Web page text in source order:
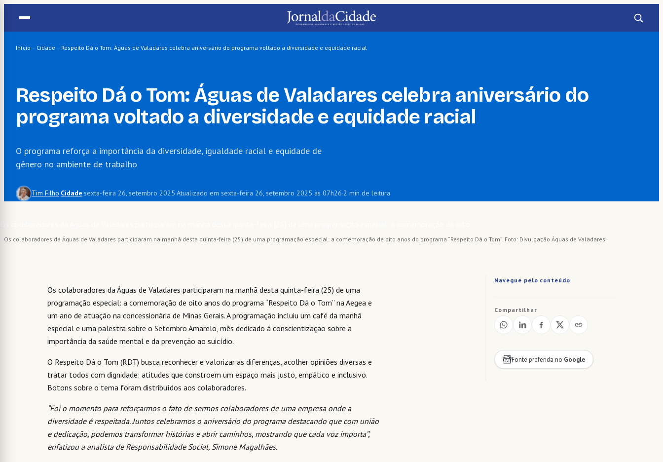
conteúdo
Início – Cidade – Respeito Dá o Tom: Águas de Valadares celebra aniversário do programa voltado a diversidade e equidade racial
Respeito Dá o Tom: Águas de Valadares celebra aniversário do
programa voltado a diversidade e equidade racial
O programa reforça a importância da diversidade, igualdade racial e equidade de
gênero no ambiente de trabalho
Tim Filho·Cidade·sexta-feira 26, setembro 2025·Atualizado em sexta-feira 26, setembro 2025 às 07h26·2 min de leitura
Os colaboradores da Águas de Valadares participaram na manhã desta quinta-feira (25) de uma programação especial: a comemoração de oito anos do programa “Respeito Dá o Tom”. Foto: Divulgação Águas de Valadares
Navegue pelo conteúdo
Compartilhar
Fonte preferida no Google
Os colaboradores da Águas de Valadares participaram na manhã desta quinta-feira (25) de uma
programação especial: a comemoração de oito anos do programa “Respeito Dá o Tom” na Aegea e
um ano de atuação na concessionária de Minas Gerais. A programação incluiu um café da manhã
especial e uma palestra sobre o Setembro Amarelo, mês dedicado à conscientização sobre a
importância da saúde mental e da prevenção ao suicídio.
O Respeito Dá o Tom (RDT) busca reconhecer e valorizar as diferenças, acolher opiniões diversas e
tratar todos com dignidade: atitudes que constroem um espaço mais justo, empático e inclusivo.
Botons sobre o tema foram distribuídos aos colaboradores.
“Foi o momento para reforçarmos o fato de sermos colaboradores de uma empresa onde a
diversidade é respeitada. Juntos celebramos o aniversário do programa destacando que com união
e dedicação, podemos transformar histórias e abrir caminhos, mostrando que cada voz importa’’,
enfatizou a analista de Responsabilidade Social, Simone Magalhães.